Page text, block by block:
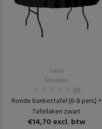
Tafels
Meubilair
(0)
Ronde bankettafel (6-8 pers.) +
Tafellaken zwart
€14,70 excl. btw